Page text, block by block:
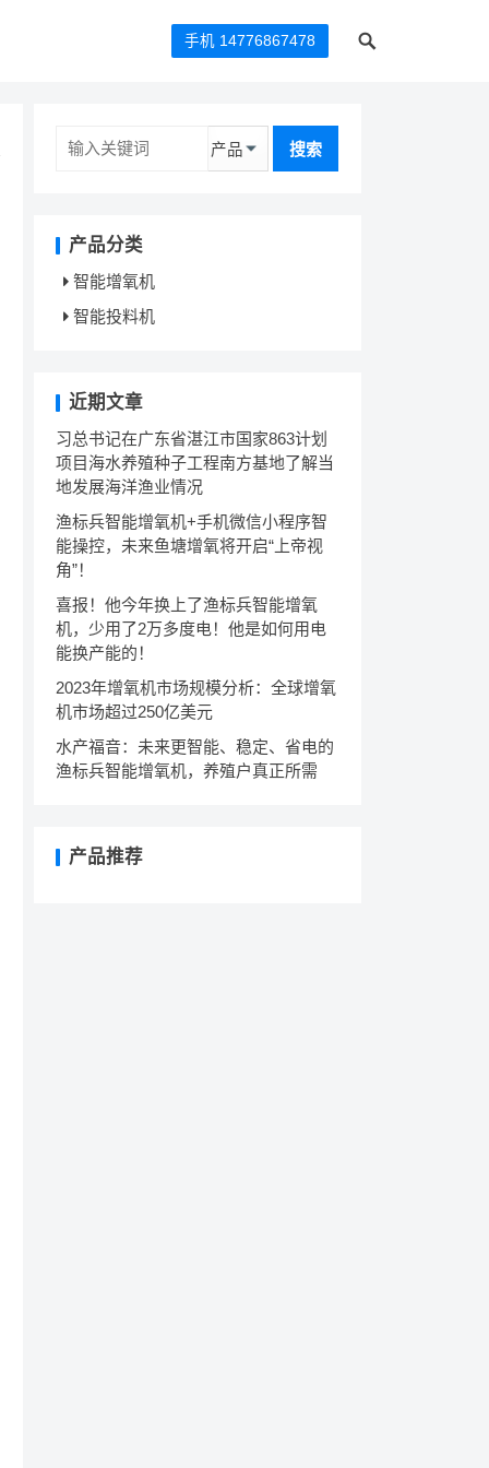
手机 14776867478
搜索
产品分类
智能增氧机
智能投料机
近期文章
习总书记在广东省湛江市国家863计划
项目海水养殖种子工程南方基地了解当
地发展海洋渔业情况
渔标兵智能增氧机+手机微信小程序智
能操控，未来鱼塘增氧将开启“上帝视
角”！
喜报！他今年换上了渔标兵智能增氧
机，少用了2万多度电！他是如何用电
能换产能的！
2023年增氧机市场规模分析：全球增氧
机市场超过250亿美元
水产福音：未来更智能、稳定、省电的
渔标兵智能增氧机，养殖户真正所需
产品推荐